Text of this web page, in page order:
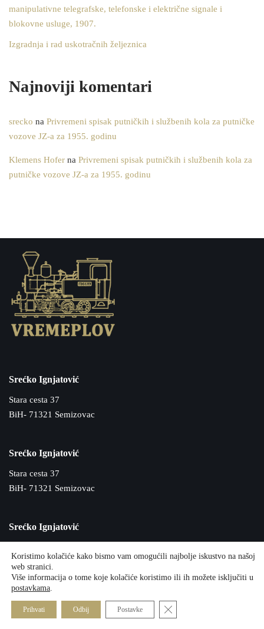
manipulativne telegrafske, telefonske i električne signale i
blokovne usluge, 1907.
Izgradnja i rad uskotračnih željeznica
Najnoviji komentari
srecko na Privremeni spisak putničkih i službenih kola za putničke
vozove JZ-a za 1955. godinu
Klemens Hofer na Privremeni spisak putničkih i službenih kola za
putničke vozove JZ-a za 1955. godinu
Srećko Ignjatović
Stara cesta 37
BiH- 71321 Semizovac
Srećko Ignjatović
Stara cesta 37
BiH- 71321 Semizovac
Srećko Ignjatović
BiH- 71321 Semizovac
Срећко Игњатовић
Cтара цecta 37
Koristimo kolačiće kako bismo vam omogućili najbolje iskustvo na našoj
web stranici.
Više informacija o tome koje kolačiće koristimo ili ih možete isključiti u
postavkama
Prihvati Odbij Postavke Close GDPR Cookie Banner